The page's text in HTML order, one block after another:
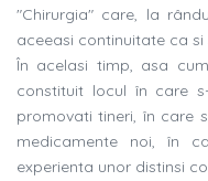
"Chirurgia" care, la
aceeasi continuitate ca si
În acelasi timp, asa
constituit locul în care
promovati tineri, în care
medicamente noi, în
experienta unor distinsi